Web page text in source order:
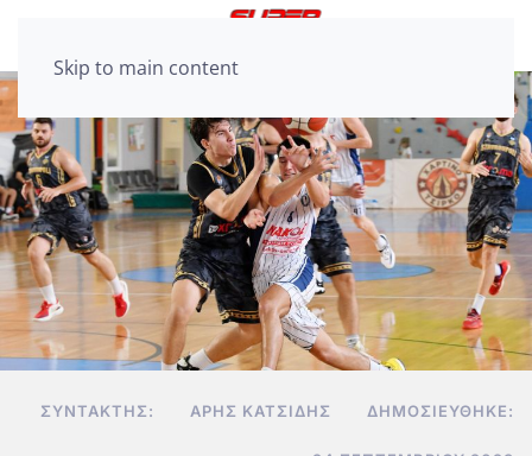
Skip to main content
ΣΥΝΤΆΚΤΗΣ: ΆΡΗΣ ΚΑΤΣΊΔΗΣ ΔΗΜΟΣΙΕΎΘΗΚΕ: